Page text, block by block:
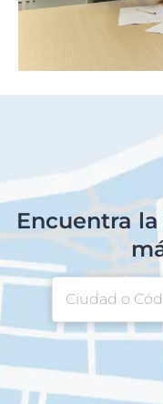
Encuentra